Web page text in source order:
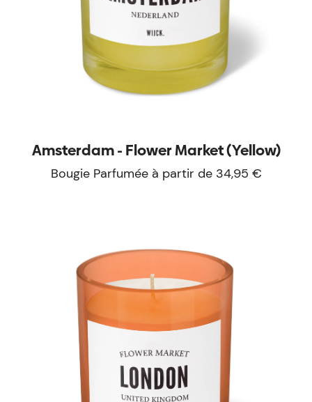
Amsterdam - Flower Market (Yellow)
Bougie Parfumée à partir de 34,95 €